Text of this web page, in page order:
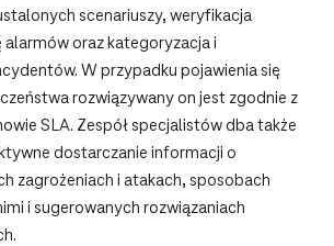
scenariuszy, weryfikacja
alarmów oraz kategoryzacja i
W przypadku pojawienia się
rozwiązywany on jest zgodnie z
SLA. Zespół specjalistów dba także
dostarczanie informacji o
zagrożeniach i atakach, sposobach
i sugerowanych rozwiązaniach